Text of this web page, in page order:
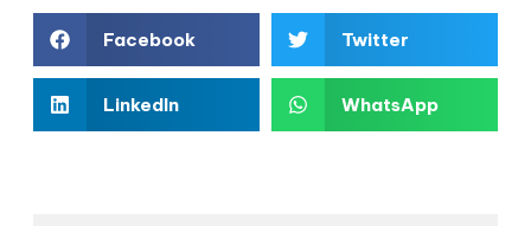
Facebook Twitter
LinkedIn WhatsApp